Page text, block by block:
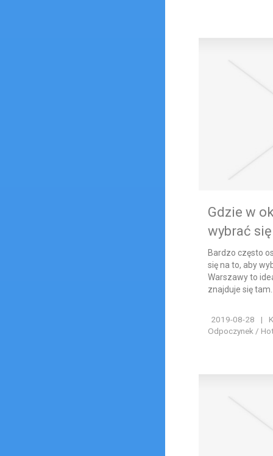
Gdzie w
wybrać
Bardzo często
się na to, aby
Warszawy to
znajduje się
2019-08-28 |
Odpoczynek /